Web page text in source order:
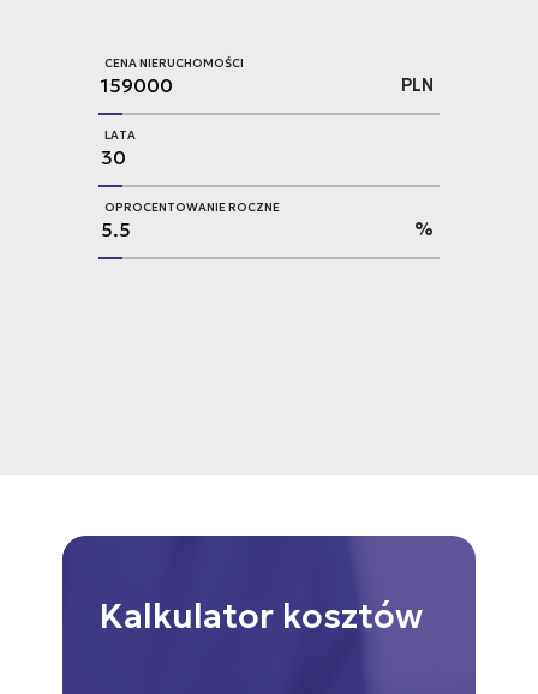
CENA NIERUCHOMOŚCI
PLN
LATA
OPROCENTOWANIE ROCZNE
%
Kalkulator kosztów